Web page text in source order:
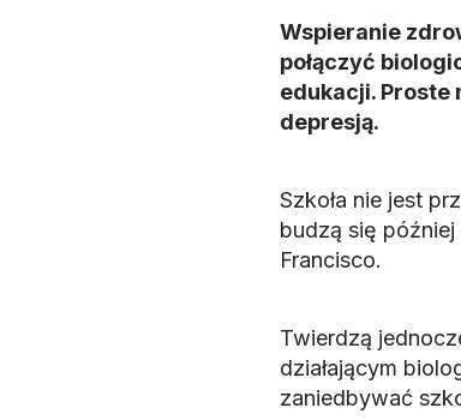
Wspieranie
połączyć
edukacji. Proste
depresją.
Szkoła nie jest
budzą się
Francisco.
Twierdzą
działającym
zaniedbywać